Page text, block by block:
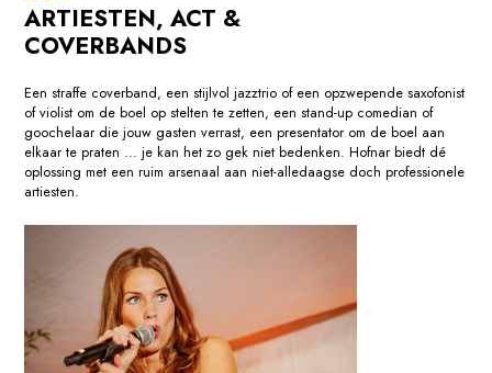
ARTIESTEN, ACT &
COVERBANDS
Een straffe coverband, een stijlvol jazztrio of een opzwepende saxofonist
of violist om de boel op stelten te zetten, een stand-up comedian of
goochelaar die jouw gasten verrast, een presentator om de boel aan
elkaar te praten ... je kan het zo gek niet bedenken. Hofnar biedt dé
oplossing met een ruim arsenaal aan niet-alledaagse doch professionele
artiesten.